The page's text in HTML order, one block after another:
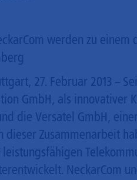
werden zu
27. Februar 2013 –
GmbH, als innovativer
die Versatel GmbH,
dieser Zusammenarbeit
NeckarCom